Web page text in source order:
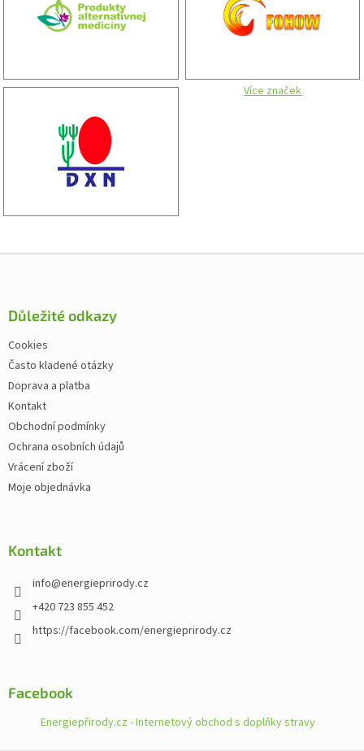
Více značek
Zápatí
Důležité odkazy
Cookies
Často kladené otázky
Doprava a platba
Kontakt
Obchodní podmínky
Ochrana osobních údajů
Vrácení zboží
Moje objednávka
Kontakt
info@energieprirody.cz
+420 723 855 452
https://facebook.com/energieprirody.cz
Facebook
Energiepřirody.cz - Internetový obchod s doplňky stravy